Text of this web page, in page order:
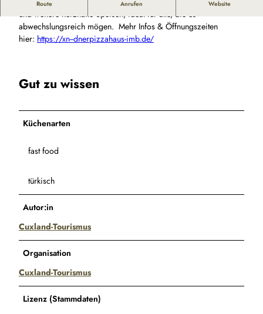
Route Anrufen Website
und weitere herzhafte Speisen, ideal für alle, die es
abwechslungsreich mögen. Mehr Infos & Öffnungszeiten
hier: https://xn--dnerpizzahaus-imb.de/
Gut zu wissen
Küchenarten
fast food
türkisch
Autor:in
Cuxland-Tourismus
Organisation
Cuxland-Tourismus
Lizenz (Stammdaten)